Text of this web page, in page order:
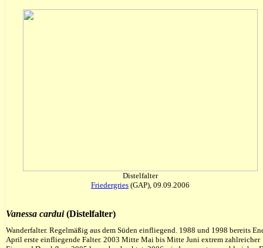
Distelfalter
Friedergries (GAP), 09.09.2006
Vanessa cardui(Distelfalter)
Wanderfalter. Regelmäßig aus dem Süden einfliegend. 1988 und 1998 bereits
April erste einfliegende Falter. 2003 Mitte Mai bis Mitte Juni extrem zahlreicher